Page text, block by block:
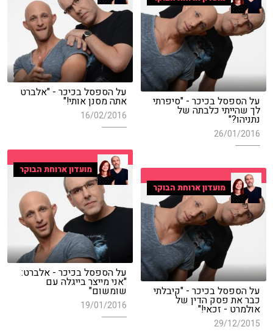
על הספסל בכיכר - "אלברט
אתה מסנן אותי!"
16/02/2016
על הספסל בכיכר - "סיפרתי
לך שהייתי כלבתה של
נתניהו?"
26/01/2016
מועדון ארוחת הבוקר
על הספסל בכיכר - אלברט:
"אני מייצר בייגלה עם
שומשום"
19/01/2016
מועדון ארוחת הבוקר
על הספסל בכיכר - "קיבלתי
כבר את פסק הדין של
אולמרט - זכאי!"
29/12/2015